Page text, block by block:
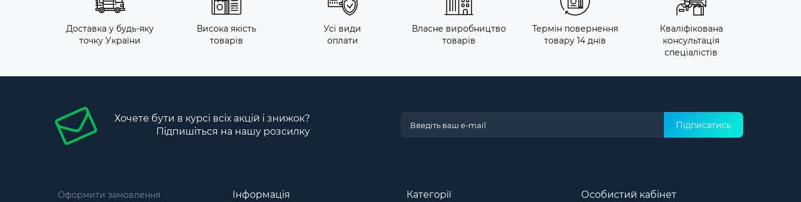
Доставка у будь-яку
точку України
Висока якість
товарів
Усі види
оплати
Власне виробництво
товарів
Термін повернення
товару 14 днів
Кваліфікована
консультація
спеціалістів
Хочете бути в курсі всіх акцій і знижок?
Підпишіться на нашу розсилку
Підписатись
Оформити замовлення Інформація Категорії Особистий кабінет